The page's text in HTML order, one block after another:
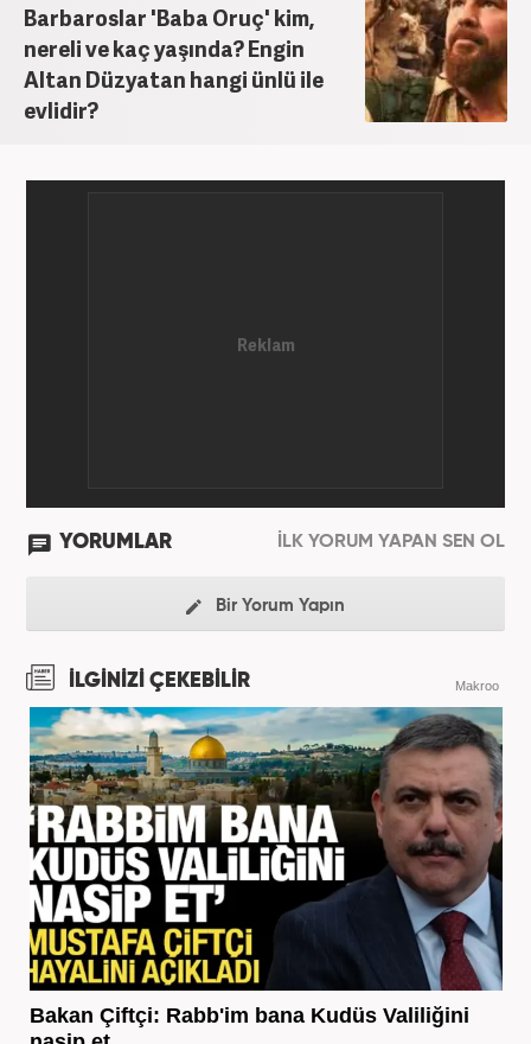
Barbaroslar 'Baba Oruç' kim,
nereli ve kaç yaşında? Engin
Altan Düzyatan hangi ünlü ile
evlidir?
YORUMLAR İLK YORUM YAPAN SEN OL
Bir Yorum Yapın
İLGİNİZİ ÇEKEBİLİR Makroo
Bakan Çiftçi: Rabb'im bana Kudüs Valiliğini